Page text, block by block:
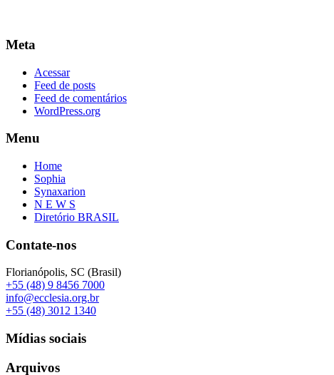
Meta
Acessar
Feed de posts
Feed de comentários
WordPress.org
Menu
Home
Sophia
Synaxarion
N E W S
Diretório BRASIL
Contate-nos
Florianópolis, SC (Brasil)
+55 (48) 9 8456 7000
info@ecclesia.org.br
+55 (48) 3012 1340
Mídias sociais
Arquivos